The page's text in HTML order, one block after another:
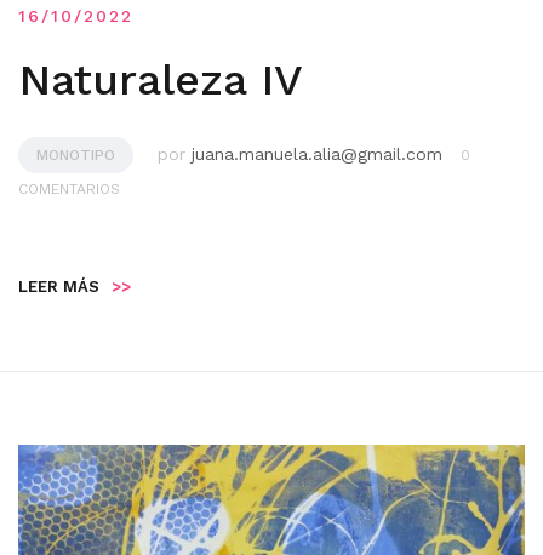
16/10/2022
Naturaleza IV
MONOTIPO por juana.manuela.alia@gmail.com
0
COMENTARIOS
LEER MÁS >>